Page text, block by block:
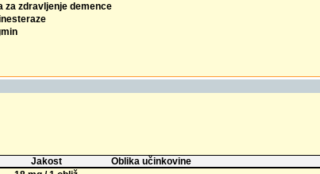
za zdravljenje demence
Jakost
Oblika učinkovine